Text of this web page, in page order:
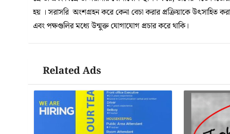
হয় । সরাসরি অংশগ্রহন করে কেনা বেচা করার প্রক্রিয়াকে উৎসাহিত
এবং পক্ষগুলির মধ্যে উন্মুক্ত যোগাযোগ প্রচার করে থাকি।
Related Ads